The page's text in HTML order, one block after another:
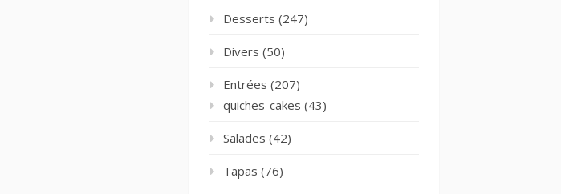
Desserts (247)
Divers (50)
Entrées (207)
quiches-cakes (43)
Salades (42)
Tapas (76)